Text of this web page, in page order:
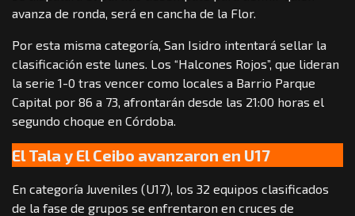
avanza de ronda, será en cancha de la Flor.
Por esta misma categoría, San Isidro intentará sellar la
clasificación este lunes. Los “Halcones Rojos”, que lideran
la serie 1-0 tras vencer como locales a Barrio Parque
Capital por 86 a 73, afrontarán desde las 21:00 horas el
segundo choque en Córdoba.
El Tala y El Ceibo avanzaron en U17
En categoría Juveniles (U17), los 32 equipos clasificados
de la fase de grupos se enfrentaron en cruces de